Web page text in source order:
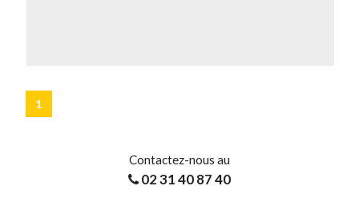
1
Contactez-nous au
02 31 40 87 40